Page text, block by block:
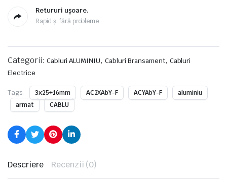
Retururi ușoare.
Rapid și fără probleme
Categorii: Cabluri ALUMINIU,Cabluri Bransament, Cabluri
Electrice
Tags: 3x25+16mm AC2XAbY-F ACYAbY-F
aluminiu
armat
CABLU
Descriere Recenzii (0)